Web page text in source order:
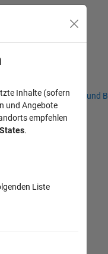
Studierende und
Inhalte (sofern
und Angebote
empfehlen
.
Liste